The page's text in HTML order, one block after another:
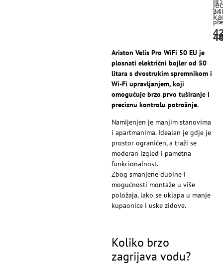
24
Ariston Velis Pro WiFi 50 EU je
plosnati električni bojler od 50
litara s dvostrukim spremnikom i
Wi-Fi upravljanjem, koji
omogućuje brzo prvo tuširanje i
preciznu kontrolu potrošnje.
Namijenjen je manjim stanovima
i apartmanima. Idealan je gdje je
prostor ograničen, a traži se
moderan izgled i pametna
funkcionalnost.
Zbog smanjene dubine i
mogućnosti montaže u više
položaja, lako se uklapa u manje
kupaonice i uske zidove.
Koliko brzo
zagrijava vodu?